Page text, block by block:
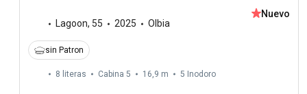
Lagoon, 55 2025 Olbia
Nuevo
sin Patron
8 literas Cabina 5 16,9 m 5 Inodoro